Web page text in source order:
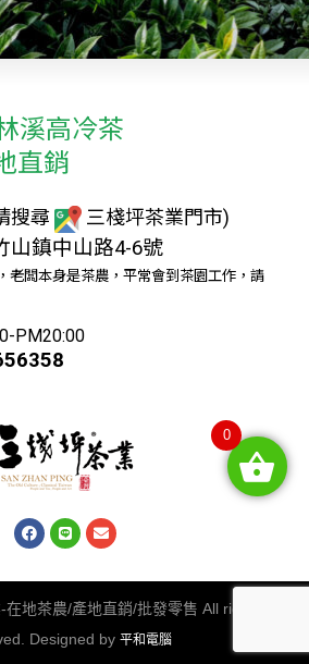
溪高冷茶
直銷
搜尋 三棧坪茶業門市)
山鎮中山路4-6號
老闆本身是茶農，平常會到茶園工作，請
PM20:00
地茶農/產地直銷/批發零售 All rights
Designed by 平和電腦
0